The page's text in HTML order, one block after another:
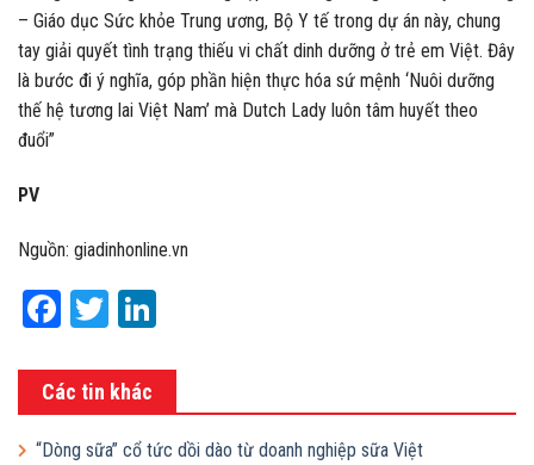
– Giáo dục Sức khỏe Trung ương, Bộ Y tế trong dự án này, chung
tay giải quyết tình trạng thiếu vi chất dinh dưỡng ở trẻ em Việt. Đây
là bước đi ý nghĩa, góp phần hiện thực hóa sứ mệnh ‘Nuôi dưỡng
thế hệ tương lai Việt Nam’ mà Dutch Lady luôn tâm huyết theo
đuổi”
PV
Nguồn: giadinhonline.vn
Facebook
Twitter
Các tin khác
“Dòng sữa” cổ tức dồi dào từ doanh nghiệp sữa Việt